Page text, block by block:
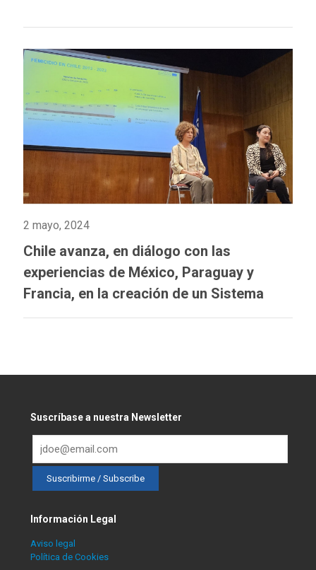
2 mayo, 2024
Chile avanza, en diálogo con las
experiencias de México, Paraguay y
Francia, en la creación de un Sistema
Integrado de Información sobre Violencia
Suscríbase a nuestra Newsletter
Información Legal
Aviso legal
Política de Cookies